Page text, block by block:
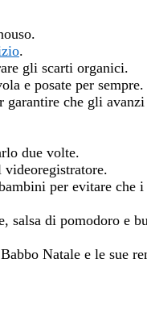
.
gli scarti organici.
e posate per sempre.
garantire che gli
due volte.
per evitare che i
salsa di pomodoro e
Natale e le sue